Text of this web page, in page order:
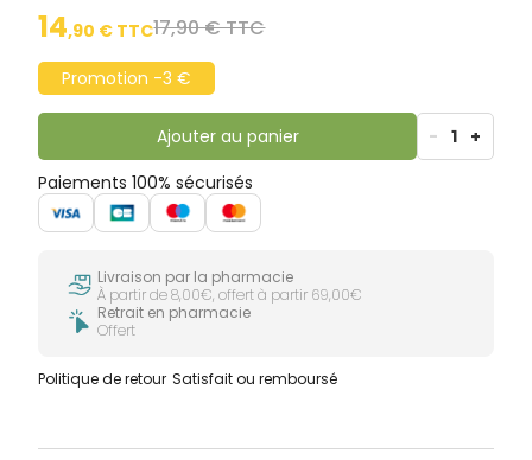
14,90 € TTC17,90 € TTC
Promotion -3 €
Ajouter au panier - 1 +
Paiements 100% sécurisés
Livraison par la pharmacie
À partir de 8,00€, offert à partir 69,00€
Retrait en pharmacie
Offert
Politique de retour Satisfait ou remboursé